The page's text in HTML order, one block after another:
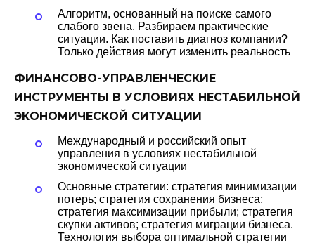
Алгоритм, основанный на поиске самого
слабого звена. Разбираем практические
ситуации. Как поставить диагноз компании?
Только действия могут изменить реальность
ФИНАНСОВО-УПРАВЛЕНЧЕСКИЕ
ИНСТРУМЕНТЫ В УСЛОВИЯХ НЕСТАБИЛЬНОЙ
ЭКОНОМИЧЕСКОЙ СИТУАЦИИ
Международный и российский опыт
управления в условиях нестабильной
экономической ситуации
Основные стратегии: стратегия минимизации
потерь; стратегия сохранения бизнеса;
стратегия максимизации прибыли; стратегия
скупки активов; стратегия миграции бизнеса.
Технология выбора оптимальной стратегии